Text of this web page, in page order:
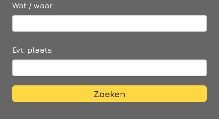
Wat / waar
Evt. plaats
Zoeken